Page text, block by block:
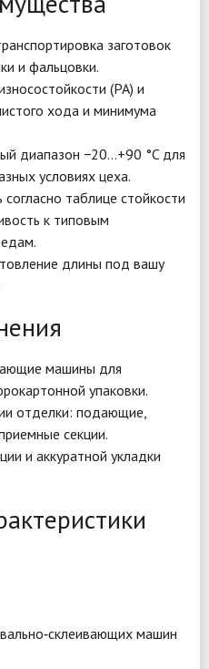
заготовок
и фальцовки.
(PA) и
хода и минимума
диапазон −20…+90 °C для
условиях цеха.
таблице стойкости
к типовым
длины под вашу
машины для
упаковки.
отделки: подающие,
секции.
и аккуратной укладки
машин